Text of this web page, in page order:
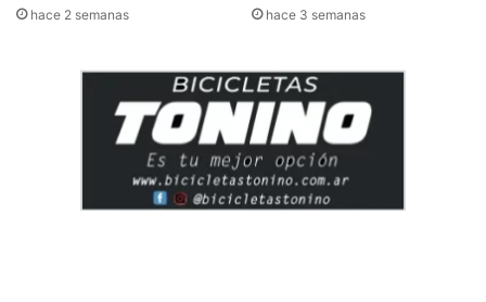
hace 2 semanas hace 3 semanas